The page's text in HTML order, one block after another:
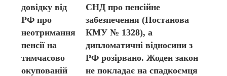
довідку від
РФ про
неотримання
пенсії на
тимчасово
окупованій
СНД про пенсійне
забезпечення (Постанова
КМУ № 1328), а
дипломатичні відносини з
РФ розірвано. Жоден закон
не покладає на спадкоємця